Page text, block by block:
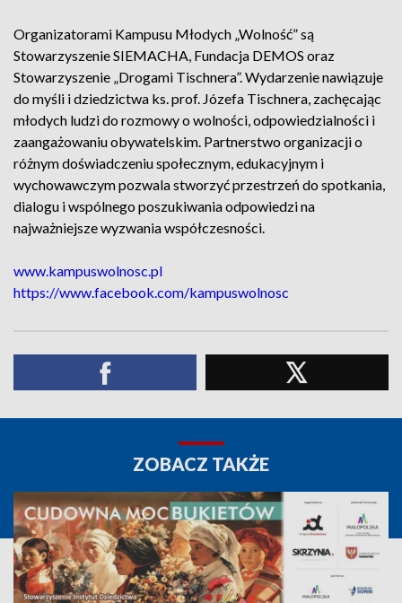
Organizatorami Kampusu Młodych „Wolność” są
Stowarzyszenie SIEMACHA, Fundacja DEMOS oraz
Stowarzyszenie „Drogami Tischnera”. Wydarzenie nawiązuje
do myśli i dziedzictwa ks. prof. Józefa Tischnera, zachęcając
młodych ludzi do rozmowy o wolności, odpowiedzialności i
zaangażowaniu obywatelskim. Partnerstwo organizacji o
różnym doświadczeniu społecznym, edukacyjnym i
wychowawczym pozwala stworzyć przestrzeń do spotkania,
dialogu i wspólnego poszukiwania odpowiedzi na
najważniejsze wyzwania współczesności.
www.kampuswolnosc.pl
https://www.facebook.com/kampuswolnosc
ZOBACZ TAKŻE